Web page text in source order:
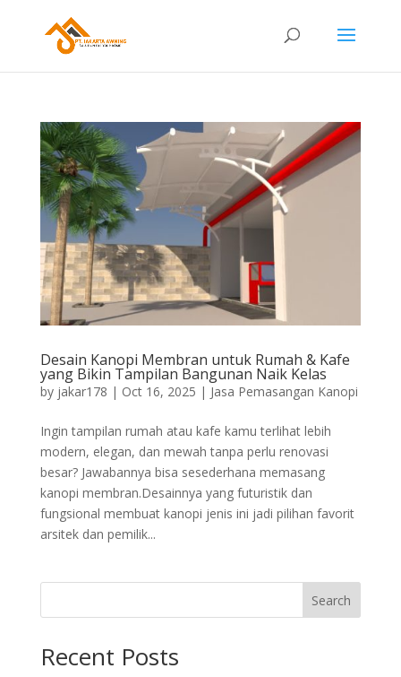
Desain Kanopi Membran untuk Rumah & Kafe
yang Bikin Tampilan Bangunan Naik Kelas
by jakar178 | Oct 16, 2025 | Jasa Pemasangan Kanopi
Ingin tampilan rumah atau kafe kamu terlihat lebih
modern, elegan, dan mewah tanpa perlu renovasi
besar? Jawabannya bisa sesederhana memasang
kanopi membran.Desainnya yang futuristik dan
fungsional membuat kanopi jenis ini jadi pilihan favorit
arsitek dan pemilik...
Search
Recent Posts